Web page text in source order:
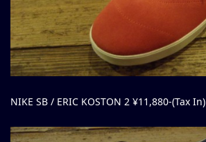
NIKE SB / ERIC KOSTON 2 ¥11,880-(Tax In)